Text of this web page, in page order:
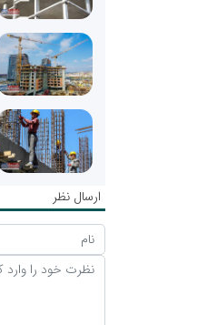
ارسال نظر